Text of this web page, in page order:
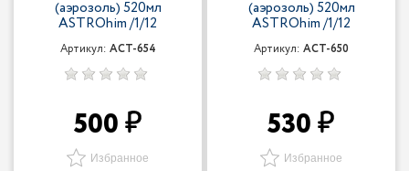
(аэрозоль) 520мл
ASTROhim /1/12
Артикул: ACT-654
500
Избранное
(аэрозоль) 520мл
ASTROhim /1/12
Артикул: ACT-650
530
Избранное